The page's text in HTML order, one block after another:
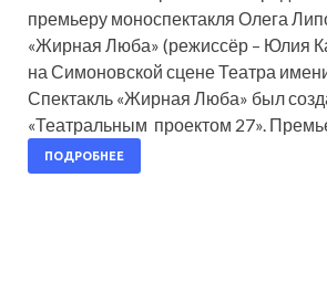
премьеру моноспектакля Олега
«Жирная Люба» (режиссёр – Юлия
на Симоновской сцене Театра
Спектакль «Жирная Люба» был
«Театральным проектом 27».
ПОДРОБНЕЕ